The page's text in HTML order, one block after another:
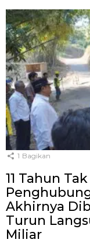
1 Bagikan
11 Tahun
Akhirnya
Turun
Miliar